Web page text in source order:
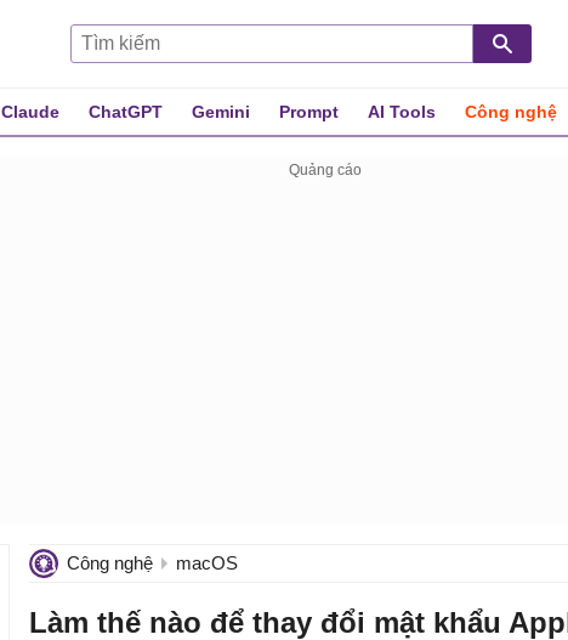
Claude ChatGPT Gemini Prompt AI Tools Công nghệ
Công nghệ macOS
Làm thế nào để thay đổi mật khẩu